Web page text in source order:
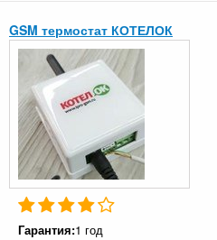
GSM термостат КОТЕЛОК
Гарантия:1 год